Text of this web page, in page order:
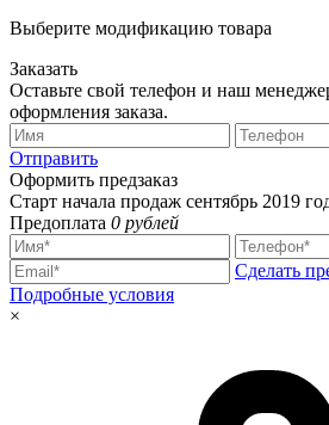
Выберите модификацию товара
Заказать
Оставьте свой телефон и наш
оформления заказа.
Отправить
Оформить предзаказ
Старт начала продаж сентябрь 2019
Предоплата 0 рублей
Сделать
Подробные условия
×